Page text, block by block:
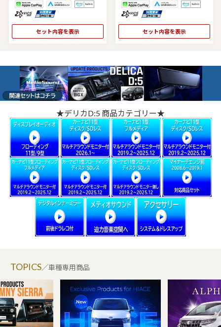
セット内容を表示 セット内容を表示
★デリカD:5 商品カテゴリー★
／車種専用商品